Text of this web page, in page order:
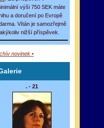
výši 750 SEK máte
a doručení po Evropě
Vítán je samozřejmě
nižší příspěvek.
novinek •
. - 21